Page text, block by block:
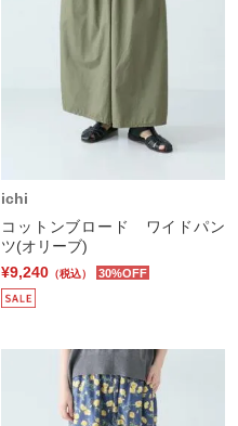
ichi
コットンブロード ワイドパン
ツ(オリーブ)
¥9,240 （税込） 30%OFF